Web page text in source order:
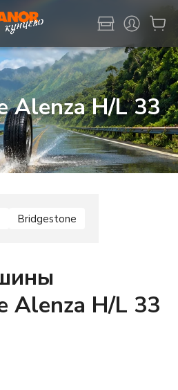
Alenza H/L 33
Bridgestone
Alenza H/L 33